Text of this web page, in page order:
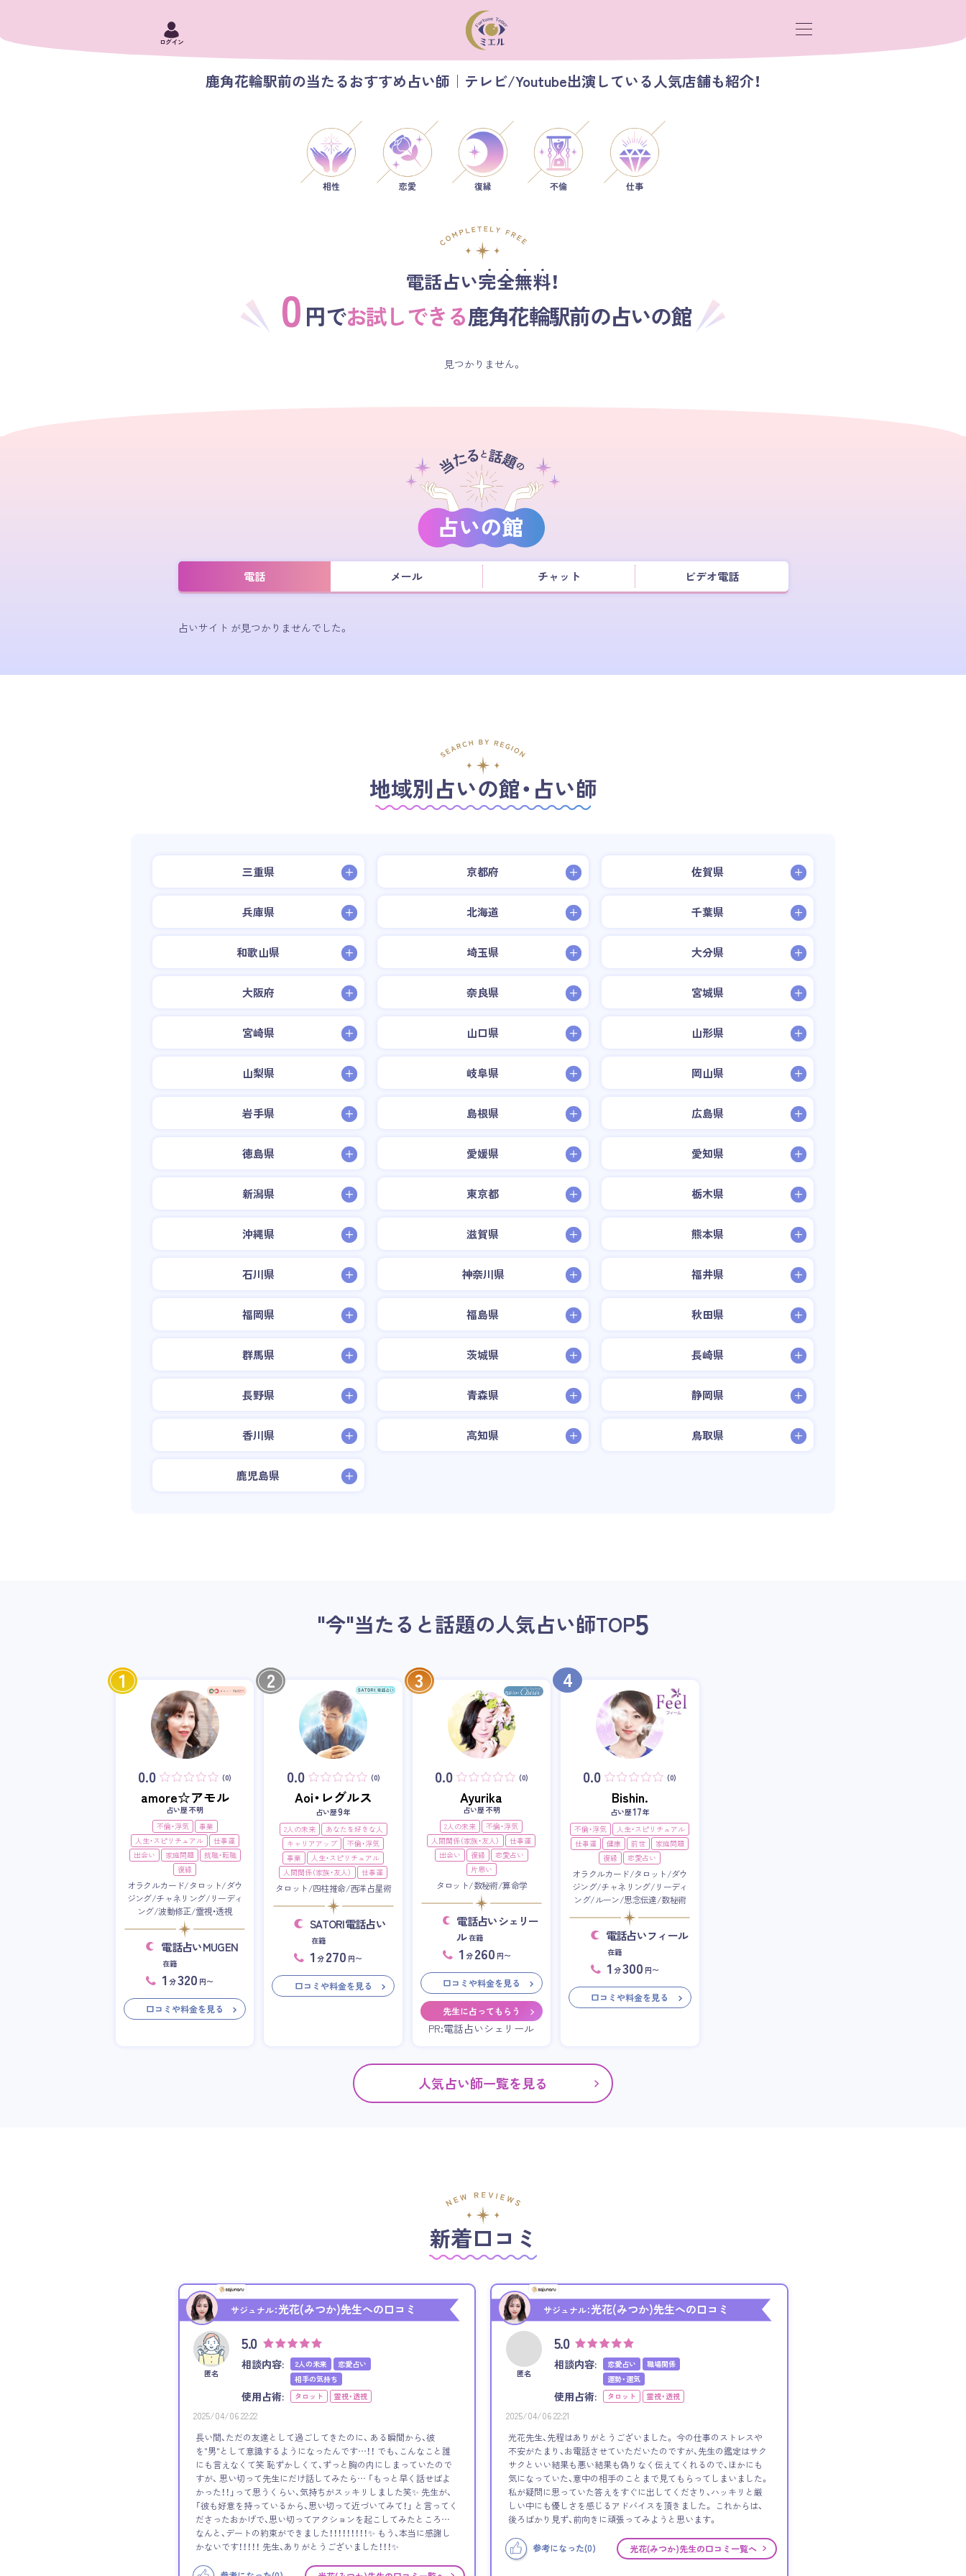
ログイン
鹿角花輪駅前の当たるおすすめ占い師｜テレビ/Youtube出演している人気店舗も紹介！
相性 恋愛 復縁 不倫 仕事
電話占い完全無料！
0 円でお試しできる鹿角花輪駅前の占いの館
見つかりません。
電話 メール チャット ビデオ電話
占いサイト が見つかりませんでした。
地域別占いの館・占い師
三重県 京都府 佐賀県
兵庫県 北海道 千葉県
和歌山県 埼玉県 大分県
大阪府 奈良県 宮城県
宮崎県 山口県 山形県
山梨県 岐阜県 岡山県
岩手県 島根県 広島県
徳島県 愛媛県 愛知県
新潟県 東京都 栃木県
沖縄県 滋賀県 熊本県
石川県 神奈川県 福井県
福岡県 福島県 秋田県
群馬県 茨城県 長崎県
長野県 青森県 静岡県
香川県 高知県 鳥取県
鹿児島県
"今"当たると話題の人気占い師TOP5
1
0.0 (0)
amore☆アモル
占い歴 不明
不倫・浮気
事業
人生・スピリチュアル
仕事運
出会い
家庭問題
就職・転職
復縁
オラクルカード/タロット/ダウ
ジング/チャネリング/リーディ
ング/波動修正/霊視・透視
電話占いMUGEN
在籍
1 分320 円〜
口コミや料金を見る
2
0.0 (0)
Aoi・レグルス
占い歴9年
2人の未来
あなたを好きな人
キャリアアップ
不倫・浮気
事業
人生・スピリチュアル
人間関係（家族・友人）
仕事運
タロット/四柱推命/西洋占星術
SATORI電話占い
在籍
1 分 270 円〜
口コミや料金を見る
3
0.0 (0)
Ayurika
占い歴 不明
2人の未来
不倫・浮気
人間関係（家族・友人）
仕事運
出会い
復縁
恋愛占い
片思い
タロット/数秘術/算命学
電話占いシェリー
ル在籍
1 分 260 円〜
口コミや料金を見る
先生に占ってもらう
PR:電話占いシェリール
4
0.0 (0)
Bishin.
占い歴17年
不倫・浮気
人生・スピリチュアル
仕事運
健康 前世
家庭問題
復縁
恋愛占い
オラクルカード/タロット/ダウ
ジング/チャネリング/リーディ
ング/ルーン/思念伝達/数秘術
電話占いフィール
在籍
1 分300 円〜
口コミや料金を見る
人気占い師一覧を見る
新着口コミ
サジュナル：光花(みつか)先生への口コミ
匿名
5.0
相談内容: 2人の未来
恋愛占い
相手の気持ち
使用占術: タロット 霊視・透視
2025/04/06 22:22
長い間、ただの友達として過ごしてきたのに、 ある瞬間から、彼
を"男"として意識するようになったんです…！！ でも、こんなこと誰
にも言えなくて笑 恥ずかしくて、ずっと胸の内にしまっていたので
すが、 思い切って先生にだけ話してみたら… 「もっと早く話せばよ
かった！！」って思うくらい、気持ちがスッキリしました笑✨ 先生が、
「彼も好意を持っているから、思い切って近づいてみて！」 と言ってく
ださったおかげで、思い切ってアクションを起こしてみたところ…
なんと、デートの約束ができました！！！！！！！！！✨ もう、本当に感謝し
かないです！！！！！ 先生、ありがとうございました！！！✨
サジュナル：光花(みつか)先生への口コミ
匿名
5.0
相談内容: 恋愛占い
職場関係
運勢・運気
使用占術: タロット 霊視・透視
2025/04/06 22:21
光花先生、先程はありがとうございました。 今の仕事のストレスや
不安がたまり、お電話させていただいたのですが、先生の鑑定はサク
サクといい結果も悪い結果も偽りなく伝えてくれるので、ほかにも
気になっていた、意中の相手のことまで見てもらってしまいました。
私が疑問に思っていた答えをすぐに出してくださり、ハッキリと厳
しい中にも優しさを感じるアドバイスを頂きました。 これからは、
後ろばかり見ず、前向きに頑張ってみようと思います。
参考になった(0) 光花(みつか)先生の口コミ一覧へ